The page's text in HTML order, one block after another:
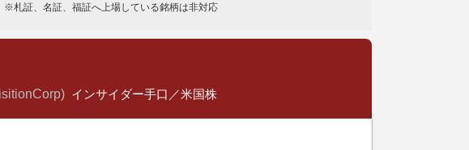
※札証、名証、福証へ上場している銘柄は非対応
インサイダー手口／米国株